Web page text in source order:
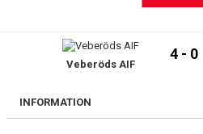
KONTAKT
Veberöds AIF
4 - 0
INFORMATION